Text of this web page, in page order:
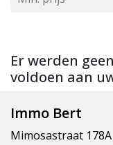
Er werden
voldoen aan
Immo Bert
Mimosastraat 178A